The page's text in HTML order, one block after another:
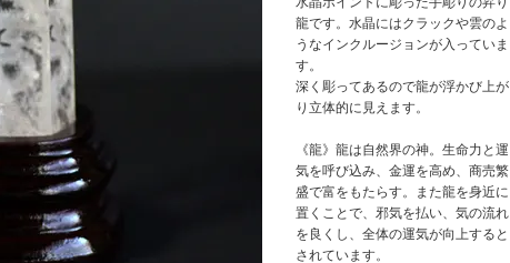
龍です。水晶にはクラックや雲のよ
うなインクルージョンが入っていま
す。
深く彫ってあるので龍が浮かび上が
り立体的に見えます。
《龍》龍は自然界の神。生命力と運
気を呼び込み、金運を高め、商売繁
盛で富をもたらす。また龍を身近に
置くことで、邪気を払い、気の流れ
を良くし、全体の運気が向上すると
されています。